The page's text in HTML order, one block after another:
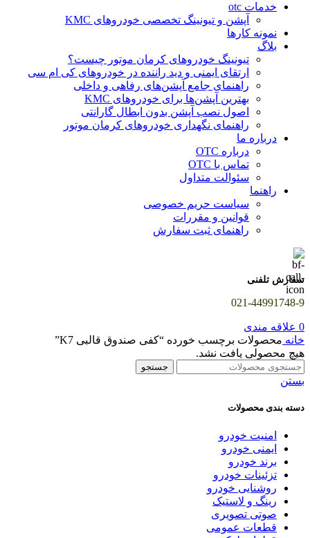
خدمات otc
آپشن و تیونینگ تخصصی خودروهای KMC
نمونه کارها
بلاگ
تیونینگ خودروهای کرمان موتور چیست؟
ارتقای ایمنی و دید راننده در خودروهای کی ام سی
راهنمای جامع آپشن‌های رفاهی و داخلی
بهترین آپشن‌ها برای خودروهای KMC
اصول نصب آپشن بدون ابطال گارانتی
راهنمای نگهداری خودروهای کرمان موتور
درباره ما
درباره OTC
تماس با OTC
سئوالت متداول
راهنما
سیاست حریم خصوصی
قوانین و مقررات
راهنمای ثبت سفارش
سفارش تلفنی
021-44991748-9
0 علاقه مندی
خانه محصولات برچسب خورده “کفی صندوق قالبی K7”
هیچ محصولی یافت نشد.
جستجو
بستن
دسته بندی محصولات
امنیت خودرو
ایمنی خودرو
برند خودرو
تزئینات خودرو
روشنایی خودرو
رینگ و لاستیک
صوتی تصویری
قطعات عمومی